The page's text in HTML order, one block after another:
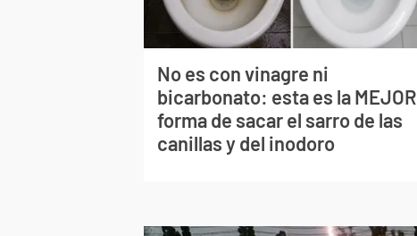
No es con vinagre ni
bicarbonato: esta es la MEJOR
forma de sacar el sarro de las
canillas y del inodoro